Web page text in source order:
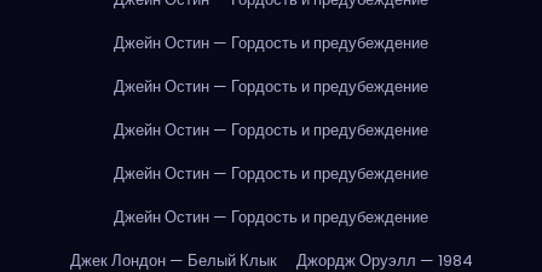
Джейн Остин — Гордость и предубеждение
Джейн Остин — Гордость и предубеждение
Джейн Остин — Гордость и предубеждение
Джейн Остин — Гордость и предубеждение
Джейн Остин — Гордость и предубеждение
Джек Лондон — Белый Клык
Джордж Оруэлл — 1984